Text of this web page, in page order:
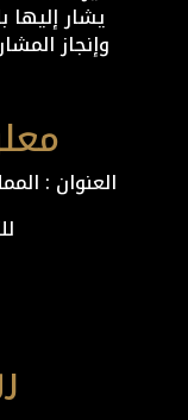
يشار إليها
وإنجاز
العنوان :